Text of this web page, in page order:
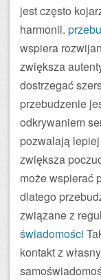
jest często
harmonii.
wspiera
zwiększa
dostrzegać
przebudzenie
odkrywaniem
pozwalają
zwiększa
może wspierać
dlatego
związane z
świadomości
kontakt z